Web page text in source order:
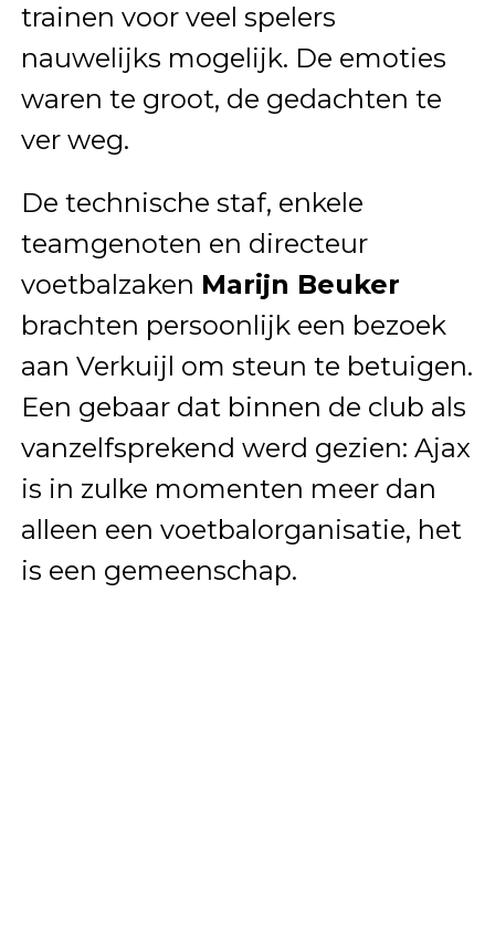
trainen voor veel spelers
nauwelijks mogelijk. De emoties
waren te groot, de gedachten te
ver weg.
De technische staf, enkele
teamgenoten en directeur
voetbalzaken Marijn Beuker
brachten persoonlijk een bezoek
aan Verkuijl om steun te betuigen.
Een gebaar dat binnen de club als
vanzelfsprekend werd gezien: Ajax
is in zulke momenten meer dan
alleen een voetbalorganisatie, het
is een gemeenschap.